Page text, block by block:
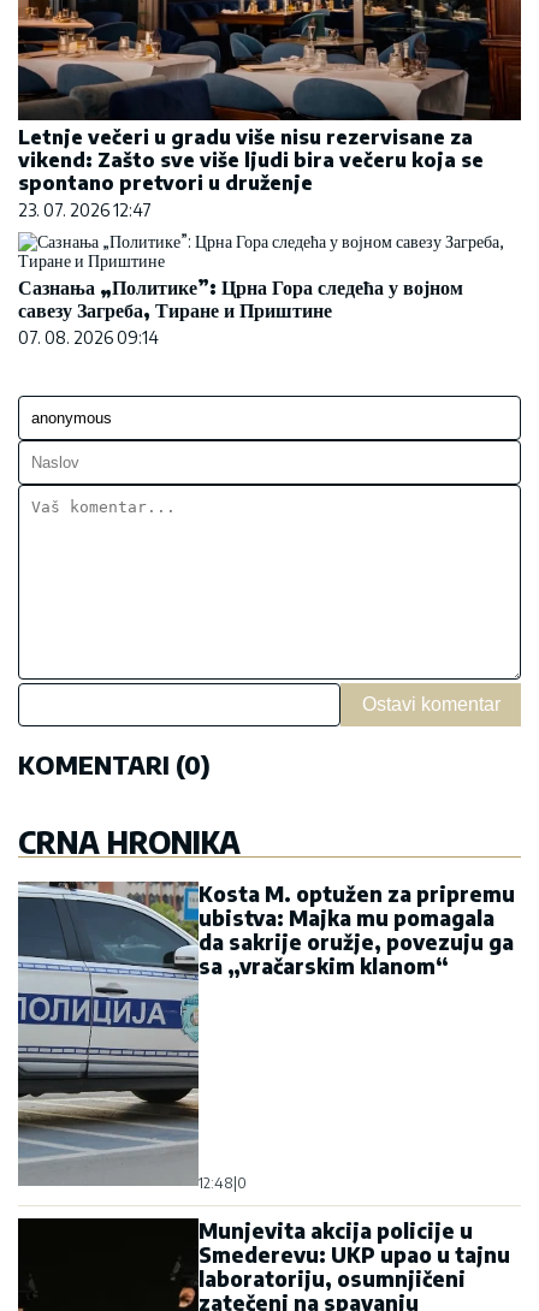
Letnje večeri u gradu više nisu rezervisane za
vikend: Zašto sve više ljudi bira večeru koja se
spontano pretvori u druženje
23. 07. 2026 12:47
Сазнања „Политике”: Црна Гора следећа у војном
савезу Загреба, Тиране и Приштине
07. 08. 2026 09:14
Ostavi komentar
KOMENTARI (0)
CRNA HRONIKA
Kosta M. optužen za pripremu
ubistva: Majka mu pomagala
da sakrije oružje, povezuju ga
sa „vračarskim klanom“
12:48|0
Munjevita akcija policije u
Smederevu: UKP upao u tajnu
laboratoriju, osumnjičeni
zatečeni na spavanju